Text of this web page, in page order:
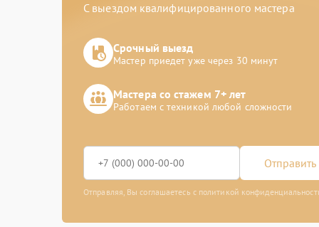
С выездом квалифицированного мастера
Срочный выезд
Мастер приедет уже через 30 минут
Мастера со стажем 7+ лет
Работаем с техникой любой сложности
Отправить
Отправляя, Вы соглашаетесь с политикой